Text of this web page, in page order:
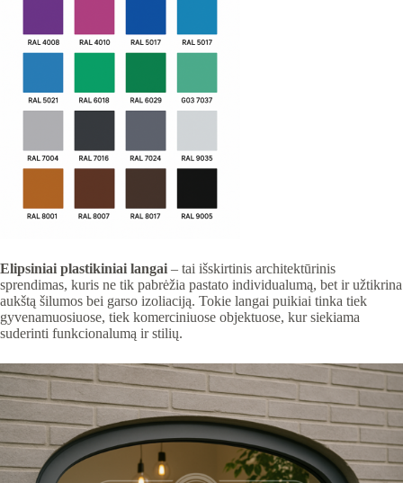
Elipsiniai plastikiniai langai – tai išskirtinis architektūrinis
sprendimas, kuris ne tik pabrėžia pastato individualumą, bet ir užtikrina
aukštą šilumos bei garso izoliaciją. Tokie langai puikiai tinka tiek
gyvenamuosiuose, tiek komerciniuose objektuose, kur siekiama
suderinti funkcionalumą ir stilių.